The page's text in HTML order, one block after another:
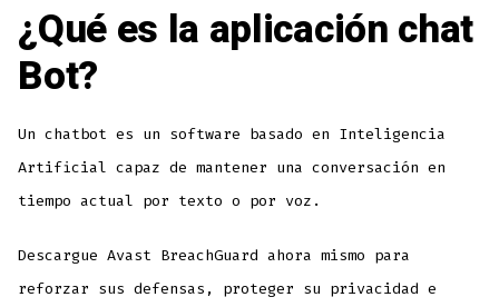
¿Qué es la aplicación chat
Bot?
Un chatbot es un software basado en Inteligencia
Artificial capaz de mantener una conversación en
tiempo actual por texto o por voz.
Descargue Avast BreachGuard ahora mismo para
reforzar sus defensas, proteger su privacidad e